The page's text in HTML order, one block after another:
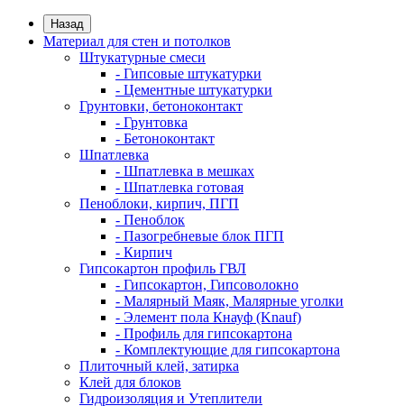
Назад
Материал для стен и потолков
Штукатурные смеси
- Гипсовые штукатурки
- Цементные штукатурки
Грунтовки, бетоноконтакт
- Грунтовка
- Бетоноконтакт
Шпатлевка
- Шпатлевка в мешках
- Шпатлевка готовая
Пеноблоки, кирпич, ПГП
- Пеноблок
- Пазогребневые блок ПГП
- Кирпич
Гипсокартон профиль ГВЛ
- Гипсокартон, Гипсоволокно
- Малярный Маяк, Малярные уголки
- Элемент пола Кнауф (Knauf)
- Профиль для гипсокартона
- Комплектующие для гипсокартона
Плиточный клей, затирка
Клей для блоков
Гидроизоляция и Утеплители